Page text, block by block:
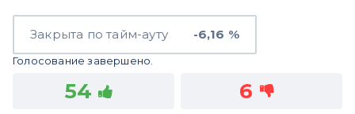
Закрыта по тайм-ауту -6,16 %
Голосование завершено.
54 6